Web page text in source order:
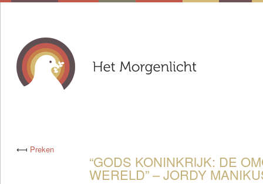
⟻ Preken
“GODS KONINKRIJK: DE
WERELD” – JORDY